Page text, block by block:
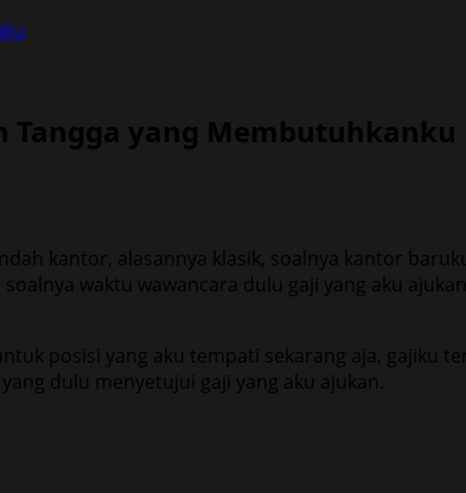
Tangga yang Membutuhkanku
kantor, alasannya klasik, soalnya kantor
waktu wawancara dulu gaji yang aku
posisi yang aku tempati sekarang aja, gajiku
dulu menyetujui gaji yang aku ajukan.